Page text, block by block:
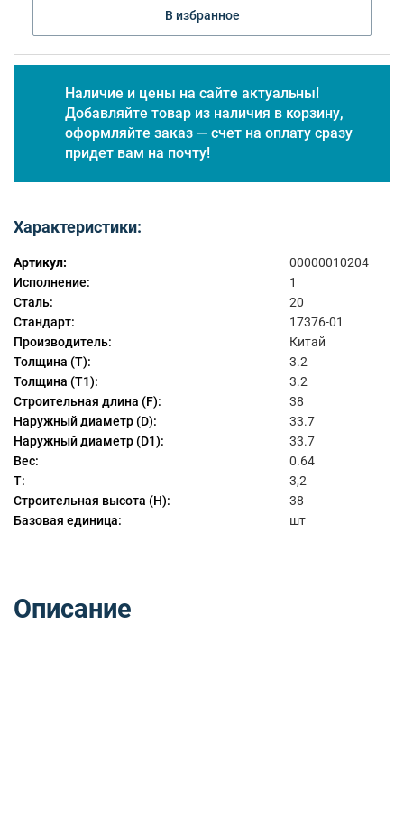
В избранное
Наличие и цены на сайте актуальны!
Добавляйте товар из наличия в корзину,
оформляйте заказ — счет на оплату сразу
придет вам на почту!
Характеристики:
Артикул:
00000010204
Исполнение:
1
Сталь:
20
Стандарт:
17376-01
Производитель:
Китай
Толщина (T):
3.2
Толщина (T1):
3.2
Строительная длина (F):
38
Наружный диаметр (D):
33.7
Наружный диаметр (D1):
33.7
Вес:
0.64
T:
3,2
Строительная высота (Н):
38
Базовая единица:
шт
Описание